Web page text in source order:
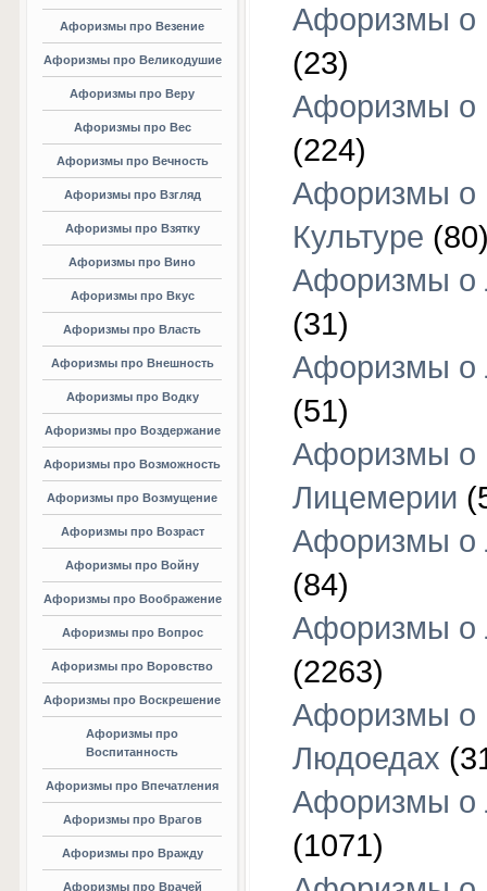
Афоризмы про Везение
Афоризмы про Великодушие
Афоризмы про Веру
Афоризмы про Вес
Афоризмы про Вечность
Афоризмы про Взгляд
Афоризмы про Взятку
Афоризмы про Вино
Афоризмы про Вкус
Афоризмы про Власть
Афоризмы про Внешность
Афоризмы про Водку
Афоризмы про Воздержание
Афоризмы про Возможность
Афоризмы про Возмущение
Афоризмы про Возраст
Афоризмы про Войну
Афоризмы про Воображение
Афоризмы про Вопрос
Афоризмы про Воровство
Афоризмы про Воскрешение
Афоризмы про
Воспитанность
Афоризмы про Впечатления
Афоризмы про Врагов
Афоризмы про Вражду
Афоризмы про Врачей
Афоризмы о
(23)
Афоризмы о
(224)
Афоризмы о
Культуре
Афоризмы о
(31)
Афоризмы о
(51)
Афоризмы о
Лицемерии
Афоризмы о
(84)
Афоризмы о
(2263)
Афоризмы о
Людоедах
Афоризмы о
(1071)